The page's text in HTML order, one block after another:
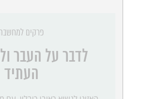
פרקים
לדבר על העבר
העתיד